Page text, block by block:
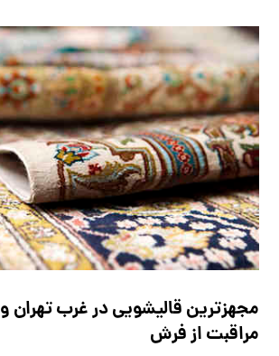
مجهزترین قالیشویی در غرب تهران
مراقبت از فرش